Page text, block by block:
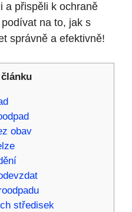
a přispěli k ochraně
na to, jak s
správně a efektivně!
obav
středisek